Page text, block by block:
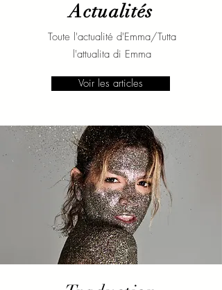
Actualités
Toute l'actualité d'Emma/Tutta
l'attualita di Emma
Voir les articles